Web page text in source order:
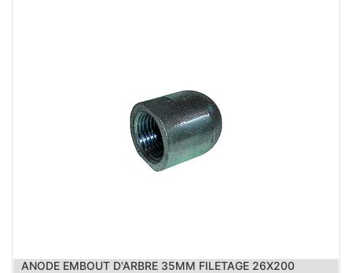
ANODE EMBOUT D'ARBRE 35MM FILETAGE 26X200